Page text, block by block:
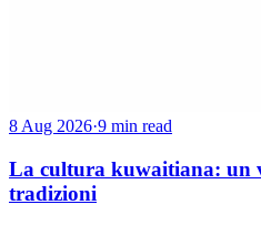
8 Aug 2026·9 min read
La cultura kuwaitiana: un
tradizioni